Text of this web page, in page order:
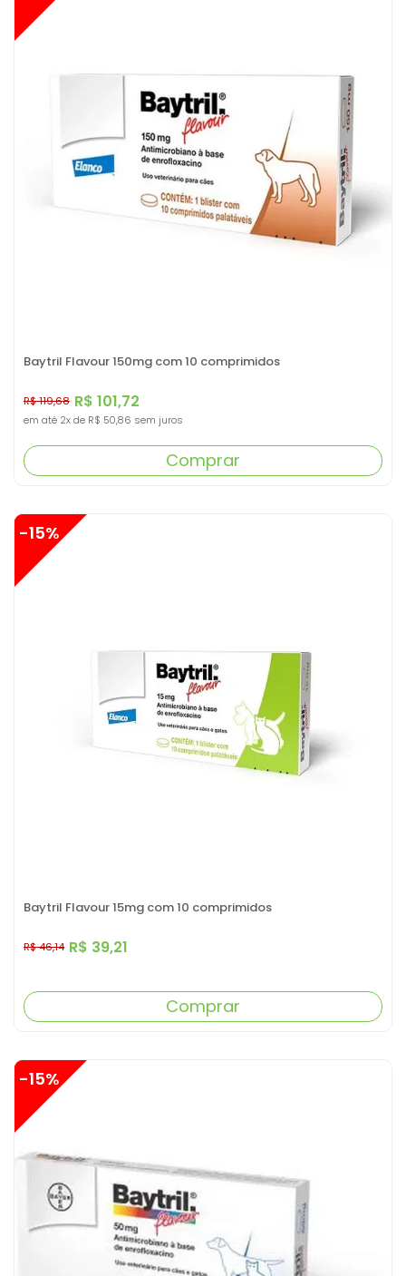
Baytril Flavour 150mg com 10 comprimidos
R$ 101,72
R$ 119,68
em até 2x de R$ 50,86 sem juros
Comprar
Baytril Flavour 15mg com 10 comprimidos
R$ 39,21
R$ 46,14
-15%
Comprar
-15%